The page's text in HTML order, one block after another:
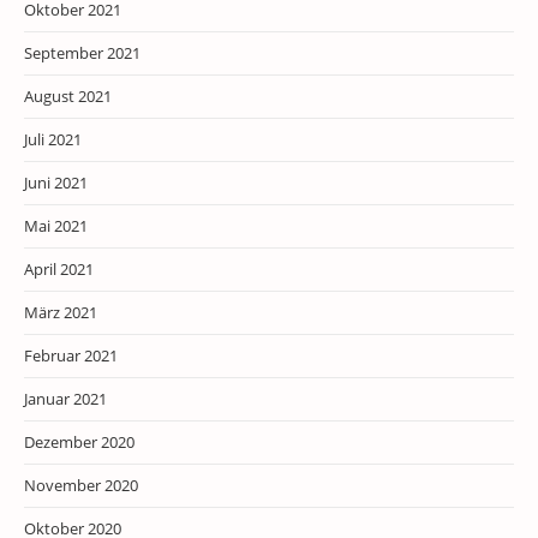
Oktober 2021
September 2021
August 2021
Juli 2021
Juni 2021
Mai 2021
April 2021
März 2021
Februar 2021
Januar 2021
Dezember 2020
November 2020
Oktober 2020